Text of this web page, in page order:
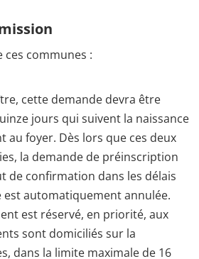
ces communes :
cette demande devra être
jours qui suivent la naissance
au foyer. Dès lors que ces deux
la demande de préinscription
de confirmation dans les délais
automatiquement annulée.
est réservé, en priorité, aux
sont domiciliés sur la
dans la limite maximale de 16